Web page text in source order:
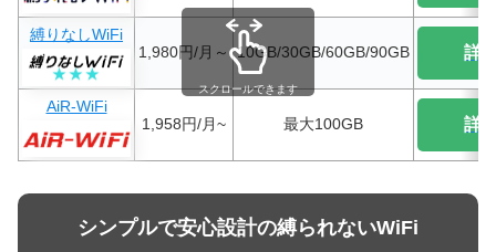
縛りなしWiFi
1,980円/月～
10GB/30GB/60GB/90GB 詳
AiR-WiFi
1,958円/月~
最大100GB 詳
スクロールできます
シンプルで安心設計の縛られないWiFi